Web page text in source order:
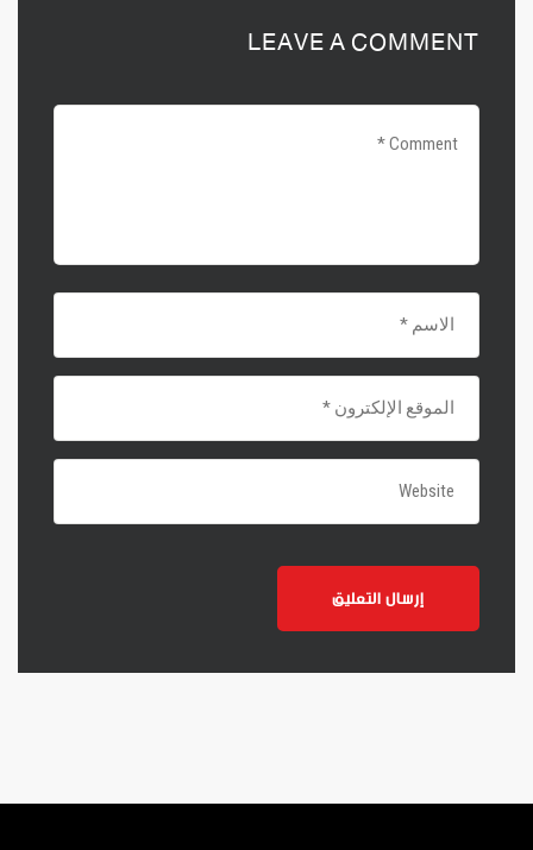
LEAVE A COMMENT